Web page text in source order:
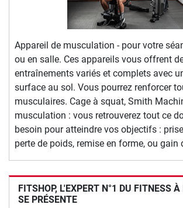
Appareil de musculation - pour votre
ou en salle. Ces appareils vous offrent
entraînements variés et complets avec
surface au sol. Vous pourrez renforcer
musculaires. Cage à squat, Smith
musculation : vous retrouverez tout ce
besoin pour atteindre vos objectifs :
perte de poids, remise en forme, ou gain
FITSHOP, L'EXPERT N°1 DU FITNESS
SE PRÉSENTE